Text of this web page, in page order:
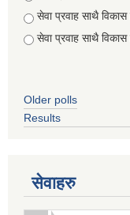
सेवा प्रवाह साथै विकास
सेवा प्रवाह साथै विकास
Older polls
Results
सेवाहरु